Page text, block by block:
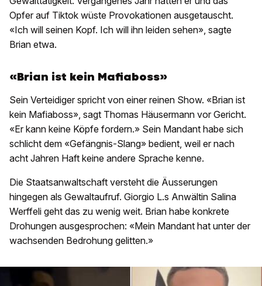
Opfer auf Tiktok wüste Provokationen ausgetauscht.
«Ich will seinen Kopf. Ich will ihn leiden sehen», sagte
Brian etwa.
«Brian ist kein Mafiaboss»
Sein Verteidiger spricht von einer reinen Show. «Brian ist
kein Mafiaboss», sagt Thomas Häusermann vor Gericht.
«Er kann keine Köpfe fordern.» Sein Mandant habe sich
schlicht dem «Gefängnis-Slang» bedient, weil er nach
acht Jahren Haft keine andere Sprache kenne.
Die Staatsanwaltschaft versteht die Äusserungen
hingegen als Gewaltaufruf. Giorgio L.s Anwältin Salina
Werffeli geht das zu wenig weit. Brian habe konkrete
Drohungen ausgesprochen: «Mein Mandant hat unter der
wachsenden Bedrohung gelitten.»